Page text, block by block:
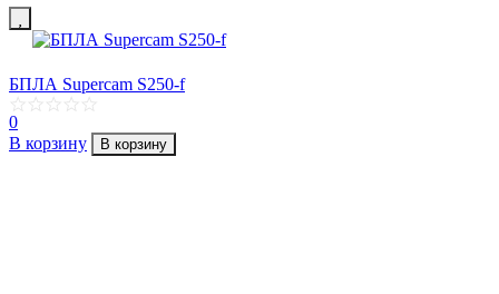
БПЛА Supercam S250-f
0
В корзину
В корзину